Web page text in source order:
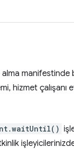
manifestinde
hizmet çalışanı